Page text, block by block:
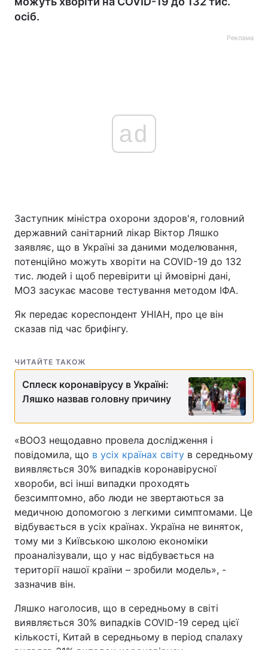
осіб.
Реклама
ad
Заступник міністра охорони здоров'я, головний
державний санітарний лікар Віктор Ляшко
заявляє, що в Україні за даними моделювання,
потенційно можуть хворіти на COVID-19 до 132
тис. людей і щоб перевірити ці ймовірні дані,
МОЗ засукає масове тестування методом ІФА.
Як передає кореспондент УНІАН, про це він
сказав під час брифінгу.
ЧИТАЙТЕ ТАКОЖ
Сплеск коронавірусу в Україні:
Ляшко назвав головну причину
«ВООЗ нещодавно провела дослідження і
повідомила, що в усіх країнах світу в середньому
виявляється 30% випадків коронавірусної
хвороби, всі інші випадки проходять
безсимптомно, або люди не звертаються за
медичною допомогою з легкими симптомами. Це
відбувається в усіх країнах. Україна не виняток,
тому ми з Київською школою економіки
проаналізували, що у нас відбувається на
території нашої країни – зробили модель», -
зазначив він.
Ляшко наголосив, що в середньому в світі
виявляється 30% випадків COVID-19 серед цієї
кількості, Китай в середньому в період спалаху